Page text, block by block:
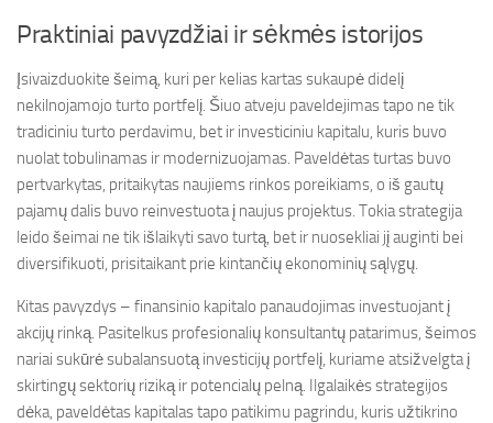
Praktiniai pavyzdžiai ir sėkmės istorijos
Įsivaizduokite šeimą, kuri per kelias kartas sukaupė didelį
nekilnojamojo turto portfelį. Šiuo atveju paveldejimas tapo ne tik
tradiciniu turto perdavimu, bet ir investiciniu kapitalu, kuris buvo
nuolat tobulinamas ir modernizuojamas. Paveldėtas turtas buvo
pertvarkytas, pritaikytas naujiems rinkos poreikiams, o iš gautų
pajamų dalis buvo reinvestuota į naujus projektus. Tokia strategija
leido šeimai ne tik išlaikyti savo turtą, bet ir nuosekliai jį auginti bei
diversifikuoti, prisitaikant prie kintančių ekonominių sąlygų.
Kitas pavyzdys – finansinio kapitalo panaudojimas investuojant į
akcijų rinką. Pasitelkus profesionalių konsultantų patarimus, šeimos
nariai sukūrė subalansuotą investicijų portfelį, kuriame atsižvelgta į
skirtingų sektorių riziką ir potencialų pelną. Ilgalaikės strategijos
dėka, paveldėtas kapitalas tapo patikimu pagrindu, kuris užtikrino